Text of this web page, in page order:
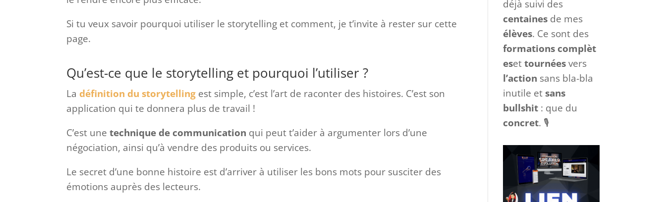
Si tu veux savoir pourquoi utiliser le storytelling et comment, je t’invite à rester sur cette
page.
Qu’est-ce que le storytelling et pourquoi l’utiliser ?
La définition du storytelling est simple, c’est l’art de raconter des histoires. C’est son
application qui te donnera plus de travail !
C’est unetechnique de communication qui peut t’aider à argumenter lors d’une
négociation, ainsi qu’à vendre des produits ou services.
Le secret d’une bonne histoire est d’arriver à utiliser les bons mots pour susciter des
émotions auprès des lecteurs.
déjà suivi des
centaines de mes
élèves. Ce sont des
formations complèt
esettournéesvers
l’action sans bla-bla
inutile et sans
bullshit : que du
concret. 🎙